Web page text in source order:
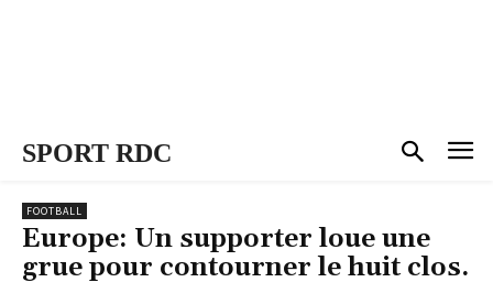
SPORT RDC
FOOTBALL
Europe: Un supporter loue une
grue pour contourner le huit clos.